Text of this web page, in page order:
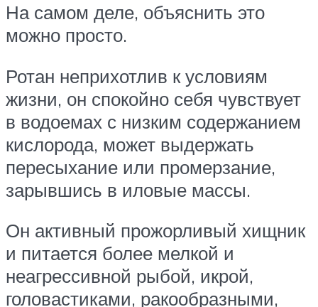
На самом деле, объяснить это
можно просто.
Ротан неприхотлив к условиям
жизни, он спокойно себя чувствует
в водоемах с низким содержанием
кислорода, может выдержать
пересыхание или промерзание,
зарывшись в иловые массы.
Он активный прожорливый хищник
и питается более мелкой и
неагрессивной рыбой, икрой,
головастиками, ракообразными,